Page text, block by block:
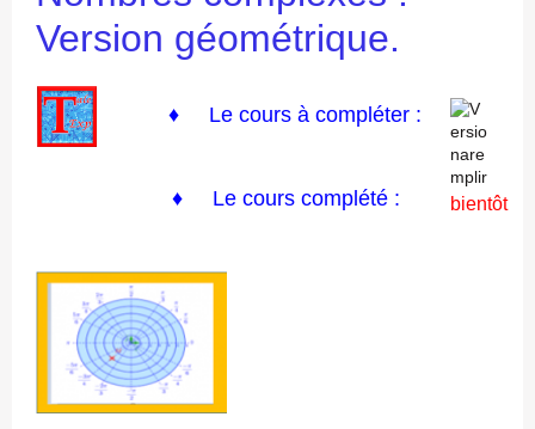
auto-évaluations
TICE
Sujets de bac
Programmes officiels
Version géométrique.
♦ Le cours à compléter :
♦ Le cours complété : bientôt